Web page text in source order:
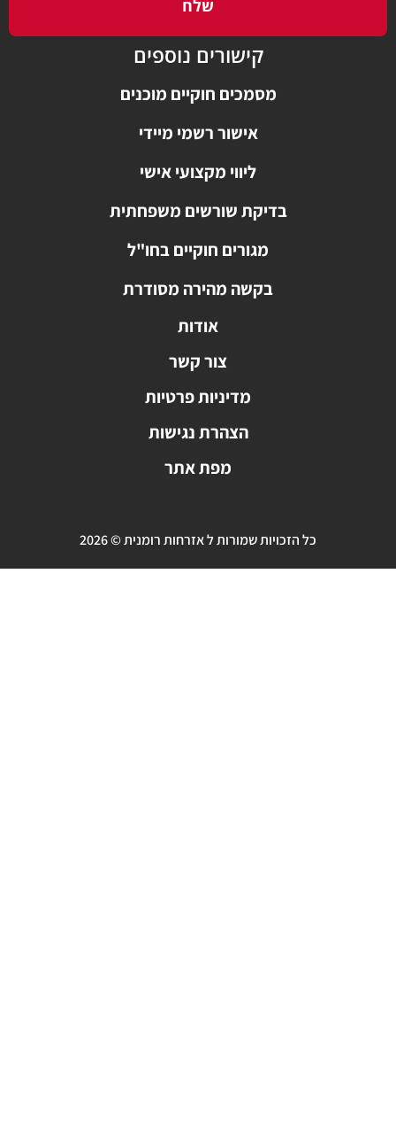
קישורים נוספים
מסמכים חוקיים מוכנים
אישור רשמי מיידי
ליווי מקצועי אישי
בדיקת שורשים משפחתית
מגורים חוקיים בחו"ל
בקשה מהירה מסודרת
אודות
צור קשר
מדיניות פרטיות
הצהרת נגישות
מפת אתר
כל הזכויות שמורות ל אזרחות רומנית © 2026